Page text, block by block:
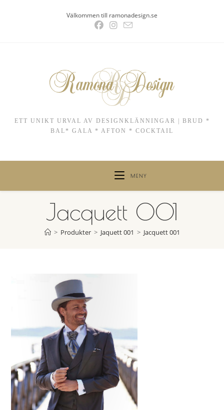
Välkommen till ramonadesign.se
ETT UNIKT URVAL AV DESIGNKLÄNNINGAR | BRUD *
BAL* GALA * AFTON * COCKTAIL
MENY
Jacquett 001
> Produkter > Jaquett 001 > Jacquett 001